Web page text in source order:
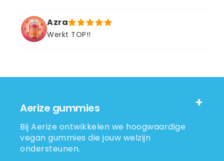
Azra
Werkt TOP!!
Aerize gummies
Bij Aerize ontwikkelen we hoogwaardige
vegan gummies die jouw welzijn
ondersteunen.